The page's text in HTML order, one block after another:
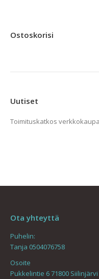
Ostoskorisi
Uutiset
Toimituskatkos
Ota yhteyttä
Puhelin:
Tanja 0504076758
Osoite
Pukkelintie 6 71800 Siilinjärvi